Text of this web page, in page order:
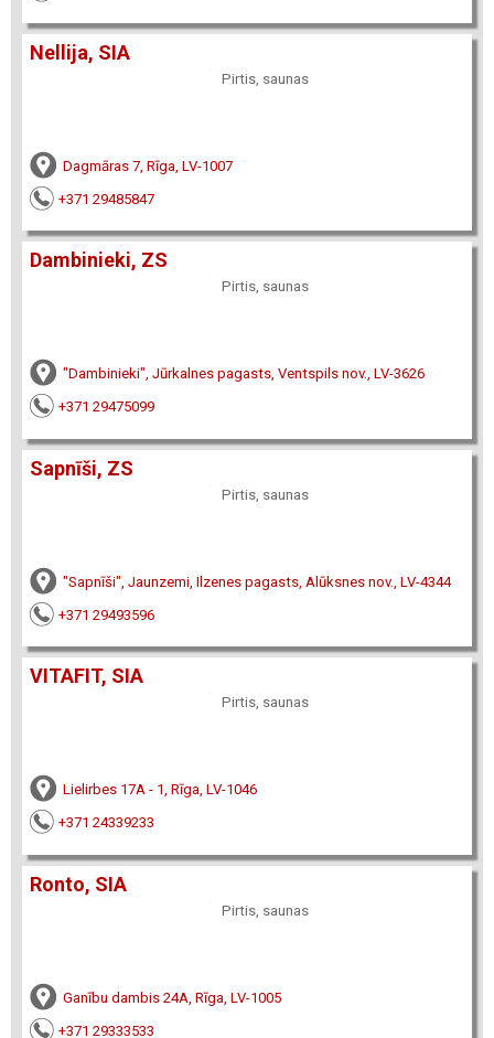
Nellija, SIA
Pirtis, saunas
Dagmāras 7, Rīga, LV-1007
+371 29485847
Dambinieki, ZS
Pirtis, saunas
"Dambinieki", Jūrkalnes pagasts, Ventspils nov., LV-3626
+371 29475099
Sapnīši, ZS
Pirtis, saunas
"Sapnīši", Jaunzemi, Ilzenes pagasts, Alūksnes nov., LV-4344
+371 29493596
VITAFIT, SIA
Pirtis, saunas
Lielirbes 17A - 1, Rīga, LV-1046
+371 24339233
Ronto, SIA
Pirtis, saunas
Ganību dambis 24A, Rīga, LV-1005
+371 29333533